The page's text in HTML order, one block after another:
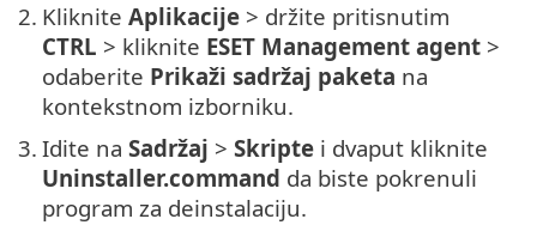
2. Kliknite Aplikacije > držite pritisnutim
CTRL > kliknite ESET Management agent >
odaberite Prikaži sadržaj paketa na
kontekstnom izborniku.
3. Idite na Sadržaj > Skripte i dvaput kliknite
Uninstaller.command da biste pokrenuli
program za deinstalaciju.